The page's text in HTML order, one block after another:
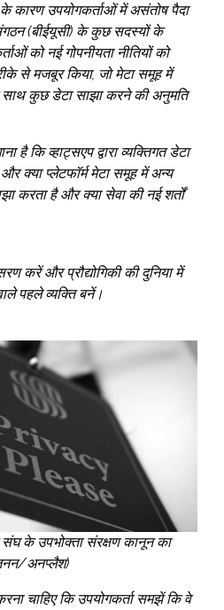
के कारण उपयोगकर्ताओं में असंतोष पैदा
(बीईयूसी) के कुछ सदस्यों के
को नई गोपनीयता नीतियों को
से मजबूर किया, जो मेटा समूह में
कुछ डेटा साझा करने की अनुमति
है कि व्हाट्सएप द्वारा व्यक्तिगत डेटा
क्या प्लेटफॉर्म मेटा समूह में अन्य
करता है और क्या सेवा की नई शर्तों
करें और प्रौद्योगिकी की दुनिया में
पहले व्यक्ति बनें।
संघ के उपभोक्ता संरक्षण कानून का
अनप्लैश)
चाहिए कि उपयोगकर्ता समझें कि वे